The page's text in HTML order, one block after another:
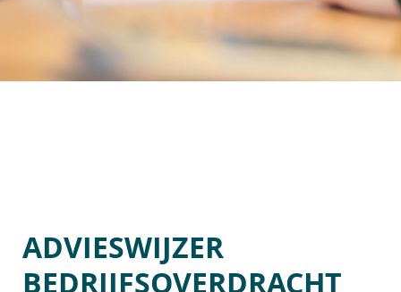
ADVIESWIJZER
BEDRIJFSOVERDRACHT